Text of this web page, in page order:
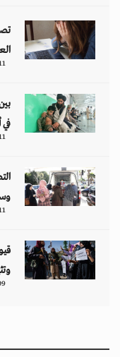
11 مارس
في
11 مارس
11 مارس
09 مارس